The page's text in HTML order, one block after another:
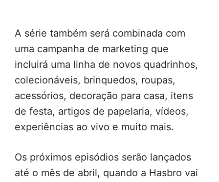
A série também será combinada com
uma campanha de marketing que
incluirá uma linha de novos quadrinhos,
colecionáveis, brinquedos, roupas,
acessórios, decoração para casa, itens
de festa, artigos de papelaria, vídeos,
experiências ao vivo e muito mais.
Os próximos episódios serão lançados
até o mês de abril, quando a Hasbro vai